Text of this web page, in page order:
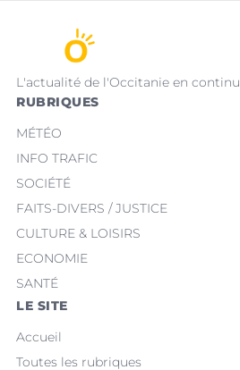
L'actualité de l'Occitanie en continu
RUBRIQUES
MÉTÉO
INFO TRAFIC
SOCIÉTÉ
FAITS-DIVERS / JUSTICE
CULTURE & LOISIRS
ECONOMIE
SANTÉ
LE SITE
Accueil
Toutes les rubriques